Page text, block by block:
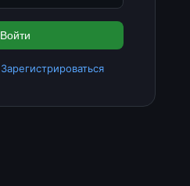
Войти
Зарегистрироваться